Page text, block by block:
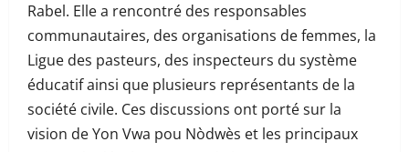
Rabel. Elle a rencontré des responsables
communautaires, des organisations de femmes, la
Ligue des pasteurs, des inspecteurs du système
éducatif ainsi que plusieurs représentants de la
société civile. Ces discussions ont porté sur la
vision de Yon Vwa pou Nòdwès et les principaux